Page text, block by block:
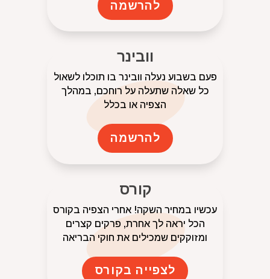
להרשמה
וובינר
פעם בשבוע נעלה וובינר בו תוכלו לשאול
כל שאלה שתעלה על רוחכם, במהלך
הצפיה או בכלל
להרשמה
קורס
עכשיו במחיר השקה! אחרי הצפיה בקורס
הכל יראה לך אחרת, פרקים קצרים
ומזוקקים שמכילים את חוקי הבריאה
לצפייה בקורס